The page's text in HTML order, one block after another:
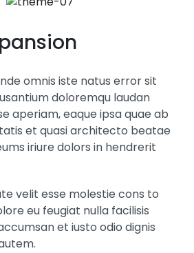
omnis iste natus error sit
doloremqu laudan
aperiam, eaque ipsa quae ab
et quasi architecto beatae
iriure dolors in hendrerit
velit esse molestie cons to
eu feugiat nulla facilisis
et iusto odio dignis